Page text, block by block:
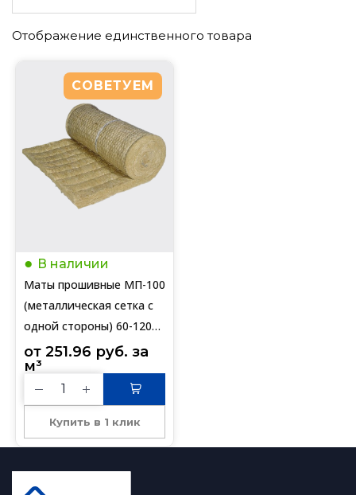
Отображение единственного товара
СОВЕТУЕМ
В наличии
Маты прошивные МП-100
(металлическая сетка с
одной стороны) 60-120
мм
от 251.96 руб.
м³
Купить в 1 клик